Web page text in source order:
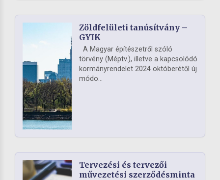
Zöldfelületi tanúsítvány –
GYIK
A Magyar építészetről szóló
törvény (Méptv.), illetve a kapcsolódó
kormányrendelet 2024 októberétől új
módo...
Tervezési és tervezői
művezetési szerződésminta